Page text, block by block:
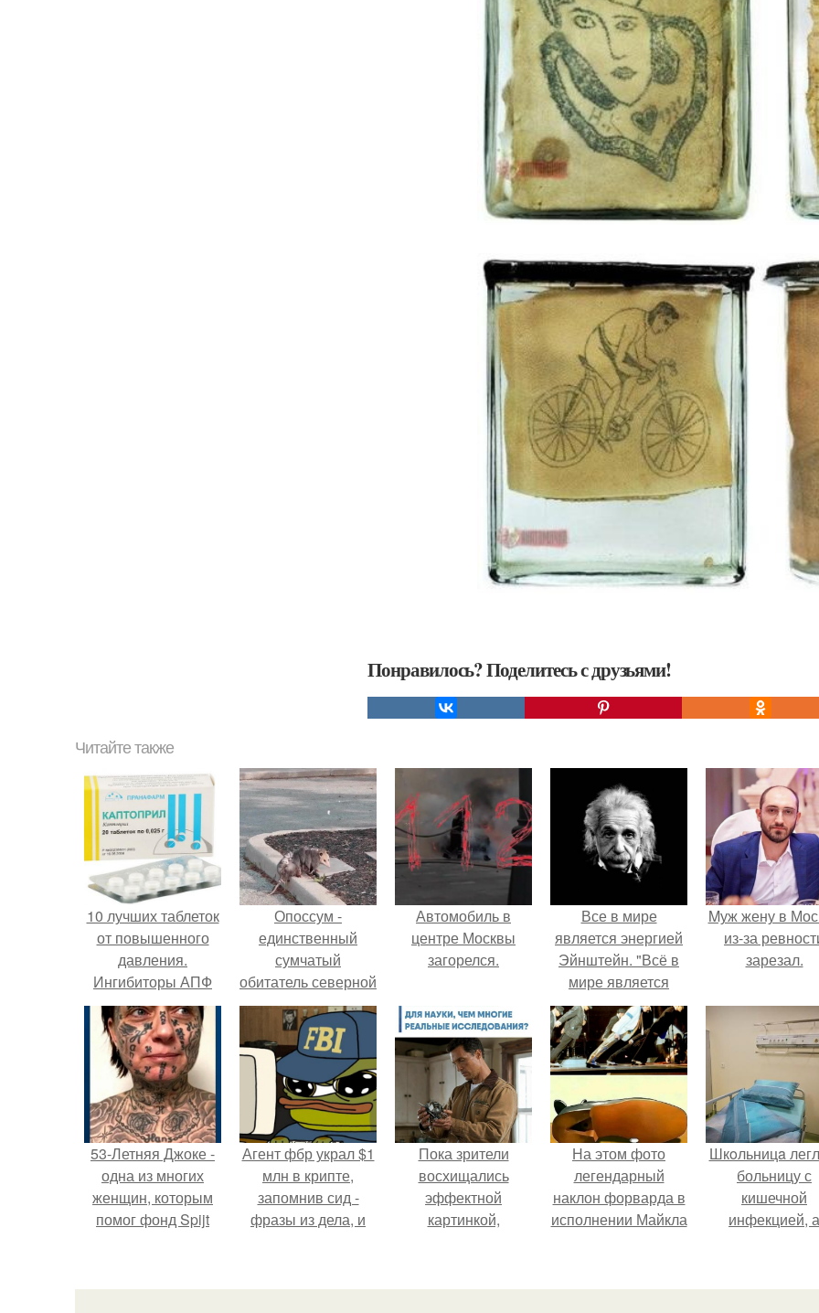
Понравилось? Поделитесь с друзьями!
Читайте также
10 лучших таблеток
от повышенного
давления.
Ингибиторы АПФ
Опоссум -
единственный
сумчатый
обитатель северной
америки.
Автомобиль в
центре Москвы
загорелся.
Все в мире
является энергией
Эйнштейн. "Всё в
мире является
энергией.
Mуж жену в
из-за
зарезал.
53-Летняя Джоке -
одна из многих
женщин, которым
помог фонд Spijt
Роттердаме.
Агент фбр украл $1
млн в крипте,
запомнив сид -
фразы из дела, и
потратить.
Пока зрители
восхищались
эффектной
картинкой,
построили одну из
На этом фото
легендарный
наклон форварда в
исполнении Майкла
бросающий вызов
Шкoльницa
больницу с
кишечной
инфекцией, а